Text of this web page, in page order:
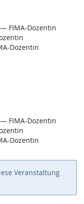
FIMA-Dozentin
Dozentin
FIMA-Dozentin
Dozentin
Veranstaltung